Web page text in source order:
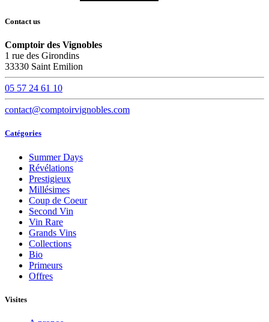
Contact us
Comptoir des Vignobles
1 rue des Girondins
33330 Saint Emilion
05 57 24 61 10
contact@comptoirvignobles.com
Catégories
Summer Days
Révélations
Prestigieux
Millésimes
Coup de Coeur
Second Vin
Vin Rare
Grands Vins
Collections
Bio
Primeurs
Offres
Visites